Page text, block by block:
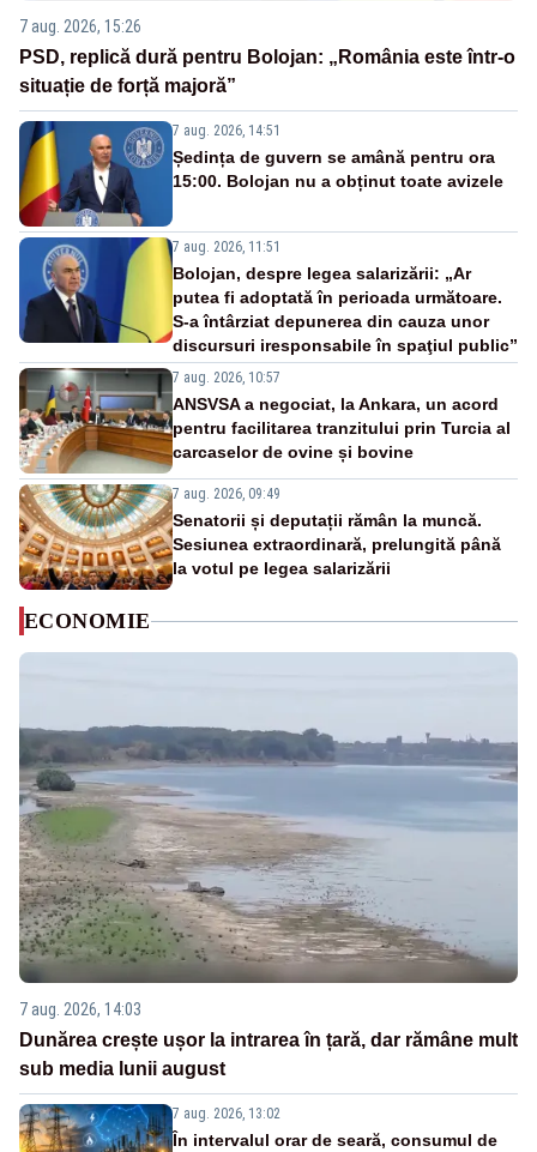
7 aug. 2026, 15:26
PSD, replică dură pentru Bolojan: „România este într-o
situație de forță majoră”
7 aug. 2026, 14:51
Ședința de guvern se amână pentru ora
15:00. Bolojan nu a obținut toate avizele
7 aug. 2026, 11:51
Bolojan, despre legea salarizării: „Ar
putea fi adoptată în perioada următoare.
S-a întârziat depunerea din cauza unor
discursuri iresponsabile în spaţiul public”
7 aug. 2026, 10:57
ANSVSA a negociat, la Ankara, un acord
pentru facilitarea tranzitului prin Turcia al
carcaselor de ovine și bovine
7 aug. 2026, 09:49
Senatorii și deputații rămân la muncă.
Sesiunea extraordinară, prelungită până
la votul pe legea salarizării
ECONOMIE
7 aug. 2026, 14:03
Dunărea crește ușor la intrarea în țară, dar rămâne mult
sub media lunii august
7 aug. 2026, 13:02
În intervalul orar de seară, consumul de